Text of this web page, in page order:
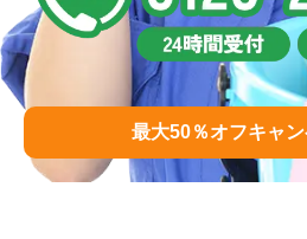
最大50％オフキャン